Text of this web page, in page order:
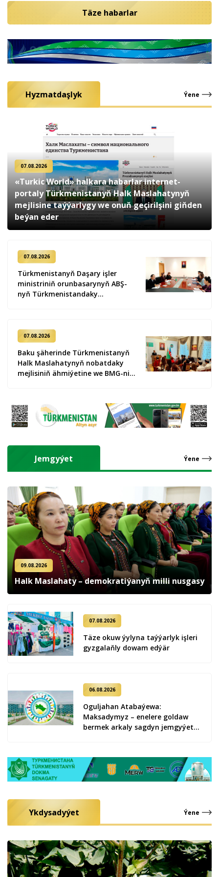
Täze habarlar
Hyzmatdaşlyk Ýene
07.08.2026
«Turkic World» halkara habarlar internet-
portaly Türkmenistanyň Halk Maslahatynyň
mejlisine taýýarlygy we onuň geçirilşini giňden
beýan eder
07.08.2026
Türkmenistanyň Daşary işler
ministriniň orunbasarynyň ABŞ-
nyň Türkmenistandaky
07.08.2026
Baku şäherinde Türkmenistanyň
Halk Maslahatynyň nobatdaky
mejlisiniň ähmiýetine we BMG-niň
maslahat geçirildi
Jemgyýet Ýene
09.08.2026
Halk Maslahaty – demokratiýanyň milli nusgasy
07.08.2026
Täze okuw ýylyna taýýarlyk işleri
gyzgalaňly dowam edýär
06.08.2026
Oguljahan Atabaýewa:
Maksadymyz – enelere goldaw
bermek arkaly sagdyn jemgyýeti
Ykdysadyýet Ýene